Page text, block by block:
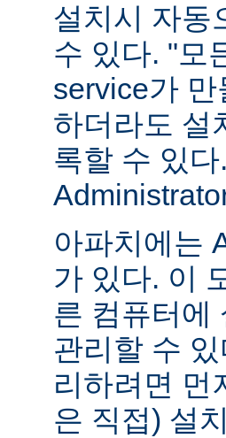
설치시 자동
수 있다. "모
service가
하더라도 설
록할 수 있
아파치에는
가 있다. 이
른 컴퓨터에
관리할 수
리하려면 먼
은 직접) 설